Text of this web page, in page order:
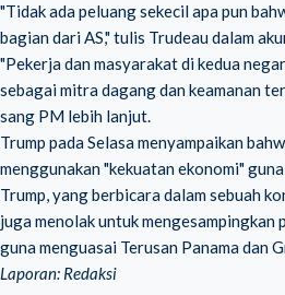
"Tidak ada peluang sekecil apa pun
bagian dari AS," tulis Trudeau dalam
"Pekerja dan masyarakat di kedua
sebagai mitra dagang dan keamanan
sang PM lebih lanjut.
Trump pada Selasa menyampaikan
menggunakan "kekuatan ekonomi"
Trump, yang berbicara dalam sebuah
juga menolak untuk
guna menguasai Terusan Panama dan
Laporan: Redaksi